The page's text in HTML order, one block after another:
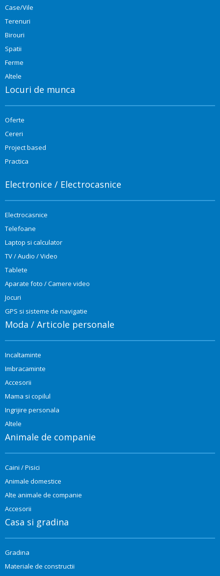
Case/Vile
Terenuri
Birouri
Spatii
Ferme
Altele
Locuri de munca
Oferte
Cereri
Project based
Practica
Electronice / Electrocasnice
Electrocasnice
Telefoane
Laptop si calculator
TV / Audio / Video
Tablete
Aparate foto / Camere video
Jocuri
GPS si sisteme de navigatie
Moda / Articole personale
Incaltaminte
Imbracaminte
Accesorii
Mama si copilul
Ingrijire personala
Altele
Animale de companie
Caini / Pisici
Animale domestice
Alte animale de companie
Accesorii
Casa si gradina
Gradina
Materiale de constructii